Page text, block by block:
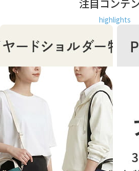
注目コンテ
highlights